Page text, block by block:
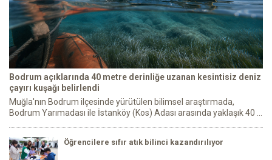
Bodrum açıklarında 40 metre derinliğe uzanan kesintisiz deniz
çayırı kuşağı belirlendi
Muğla'nın Bodrum ilçesinde yürütülen bilimsel araştırmada,
Bodrum Yarımadası ile İstanköy (Kos) Adası arasında yaklaşık 40 ...
Öğrencilere sıfır atık bilinci kazandırılıyor